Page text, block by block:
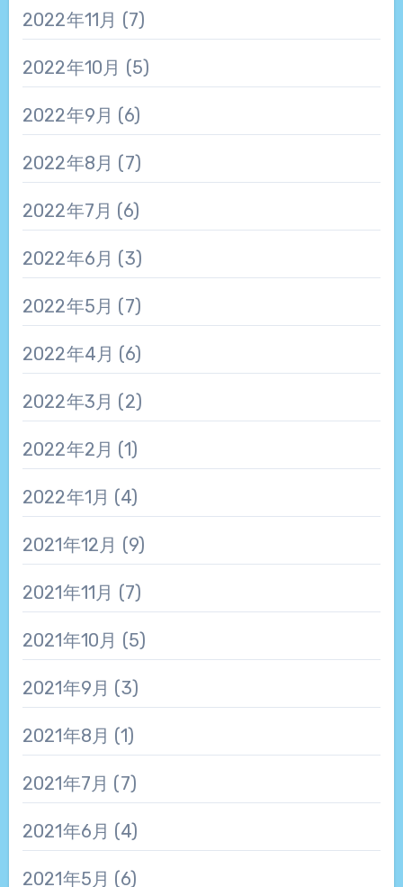
2022年11月 (7)
2022年10月 (5)
2022年9月 (6)
2022年8月 (7)
2022年7月 (6)
2022年6月 (3)
2022年5月 (7)
2022年4月 (6)
2022年3月 (2)
2022年2月 (1)
2022年1月 (4)
2021年12月 (9)
2021年11月 (7)
2021年10月 (5)
2021年9月 (3)
2021年8月 (1)
2021年7月 (7)
2021年6月 (4)
2021年5月 (6)